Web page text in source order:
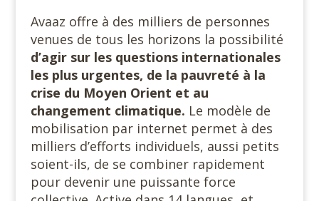
Avaaz offre à des milliers de personnes
venues de tous les horizons la possibilité
d’agir sur les questions internationales
les plus urgentes, de la pauvreté à la
crise du Moyen Orient et au
changement climatique. Le modèle de
mobilisation par internet permet à des
milliers d’efforts individuels, aussi petits
soient-ils, de se combiner rapidement
pour devenir une puissante force